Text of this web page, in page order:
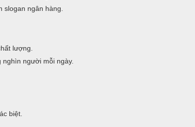
ngân hàng.
lượng.
người mỗi ngày.
biệt.